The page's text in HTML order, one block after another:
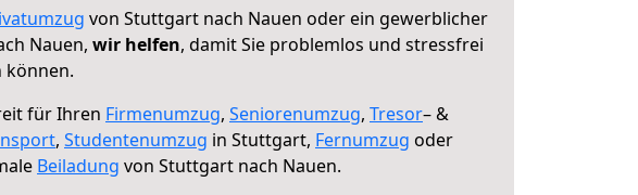
von Stuttgart nach Nauen oder ein gewerblicher
Nauen, wir helfen, damit Sie problemlos und stressfrei
können.
für Ihren Firmenumzug, Seniorenumzug, Tresor– &
, Studentenumzug in Stuttgart, Fernumzug oder
Beiladung von Stuttgart nach Nauen.